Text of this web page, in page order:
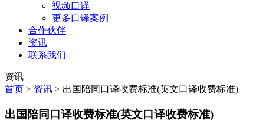
视频口译
更多口译案例
合作伙伴
资讯
联系我们
资讯
首页 > 资讯 > 出国陪同口译收费标准(英文口译收费标准)
出国陪同口译收费标准(英文口译收费标准)